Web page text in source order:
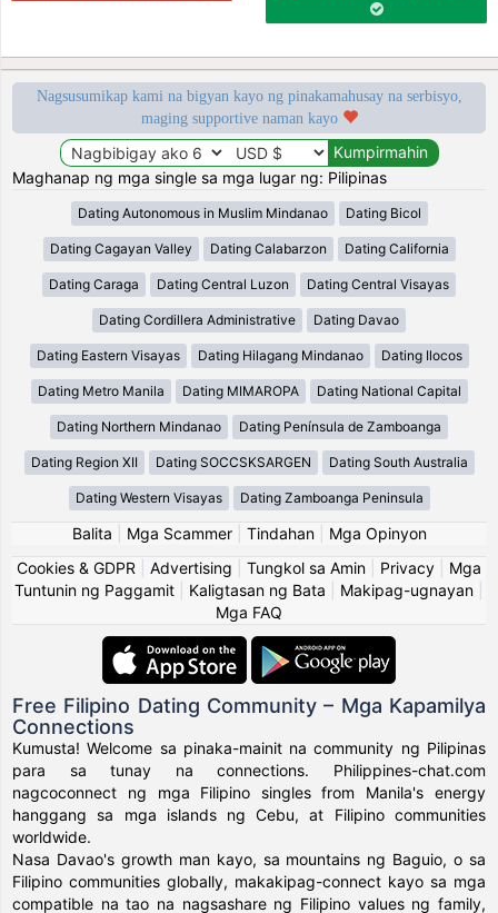
Nagsusumikap kami na bigyan kayo ng pinakamahusay na serbisyo,
maging supportive naman kayo
Maghanap ng mga single sa mga lugar ng: Pilipinas
Dating Autonomous in Muslim Mindanao Dating Bicol
Dating Cagayan Valley Dating Calabarzon Dating California
Dating Caraga Dating Central Luzon Dating Central Visayas
Dating Cordillera Administrative Dating Davao
Dating Eastern Visayas Dating Hilagang Mindanao Dating Ilocos
Dating Metro Manila Dating MIMAROPA Dating National Capital
Dating Northern Mindanao Dating Península de Zamboanga
Dating Region XII Dating SOCCSKSARGEN Dating South Australia
Dating Western Visayas Dating Zamboanga Peninsula
Balita Mga Scammer| Tindahan| Mga Opinyon
Cookies & GDPR
Advertising Tungkol sa Amin Privacy
Mga
Tuntunin ng Paggamit
Kaligtasan ng Bata Makipag-ugnayan
Mga FAQ
Free Filipino Dating Community – Mga Kapamilya
Connections
Kumusta! Welcome sa pinaka-mainit na community ng Pilipinas
para sa tunay na connections. Philippines-chat.com
nagcoconnect ng mga Filipino singles from Manila's energy
hanggang sa mga islands ng Cebu, at Filipino communities
worldwide.
Nasa Davao's growth man kayo, sa mountains ng Baguio, o sa
Filipino communities globally, makakipag-connect kayo sa mga
compatible na tao na nagsashare ng Filipino values ng family,